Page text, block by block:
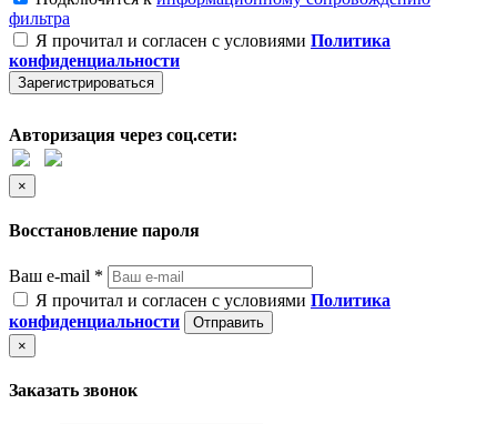
фильтра
Я прочитал и согласен с условиями Политика
конфиденциальности
Зарегистрироваться
Авторизация через соц.сети:
×
Восстановление пароля
Ваш e-mail *
Я прочитал и согласен с условиями Политика
конфиденциальности
Отправить
×
Заказать звонок